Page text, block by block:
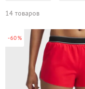
14 товаров
-60%